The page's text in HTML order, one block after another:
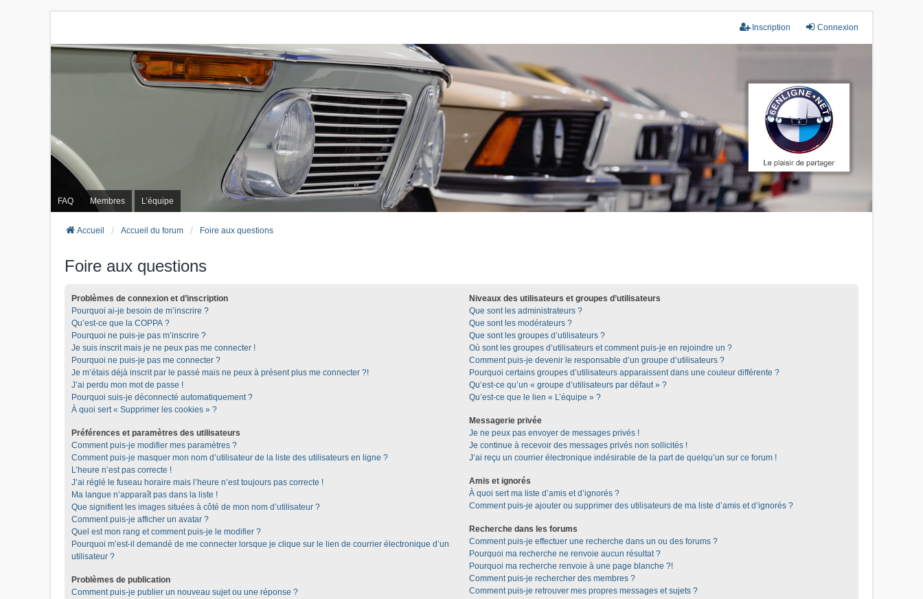
Connexion
Inscription
FAQ Membres L’équipe
Accueil Accueil du forum Foire aux questions
Foire aux questions
Problèmes de connexion et d’inscription
Pourquoi ai-je besoin de m’inscrire ?
Qu’est-ce que la COPPA ?
Pourquoi ne puis-je pas m’inscrire ?
Je suis inscrit mais je ne peux pas me connecter !
Pourquoi ne puis-je pas me connecter ?
Je m’étais déjà inscrit par le passé mais ne peux à présent plus me connecter ?!
J’ai perdu mon mot de passe !
Pourquoi suis-je déconnecté automatiquement ?
À quoi sert « Supprimer les cookies » ?
Préférences et paramètres des utilisateurs
Comment puis-je modifier mes paramètres ?
Comment puis-je masquer mon nom d’utilisateur de la liste des utilisateurs en ligne ?
L’heure n’est pas correcte !
J’ai réglé le fuseau horaire mais l’heure n’est toujours pas correcte !
Ma langue n’apparaît pas dans la liste !
Que signifient les images situées à côté de mon nom d’utilisateur ?
Comment puis-je afficher un avatar ?
Quel est mon rang et comment puis-je le modifier ?
Pourquoi m’est-il demandé de me connecter lorsque je clique sur le lien de courrier électronique d’un
utilisateur ?
Problèmes de publication
Comment puis-je publier un nouveau sujet ou une réponse ?
Niveaux des utilisateurs et groupes d’utilisateurs
Que sont les administrateurs ?
Que sont les modérateurs ?
Que sont les groupes d’utilisateurs ?
Où sont les groupes d’utilisateurs et comment puis-je en rejoindre un ?
Comment puis-je devenir le responsable d’un groupe d’utilisateurs ?
Pourquoi certains groupes d’utilisateurs apparaissent dans une couleur différente ?
Qu’est-ce qu’un « groupe d’utilisateurs par défaut » ?
Qu’est-ce que le lien « L’équipe » ?
Messagerie privée
Je ne peux pas envoyer de messages privés !
Je continue à recevoir des messages privés non sollicités !
J’ai reçu un courrier électronique indésirable de la part de quelqu’un sur ce forum !
Amis et ignorés
À quoi sert ma liste d’amis et d’ignorés ?
Comment puis-je ajouter ou supprimer des utilisateurs de ma liste d’amis et d’ignorés ?
Recherche dans les forums
Comment puis-je effectuer une recherche dans un ou des forums ?
Pourquoi ma recherche ne renvoie aucun résultat ?
Pourquoi ma recherche renvoie à une page blanche ?!
Comment puis-je rechercher des membres ?
Comment puis-je retrouver mes propres messages et sujets ?